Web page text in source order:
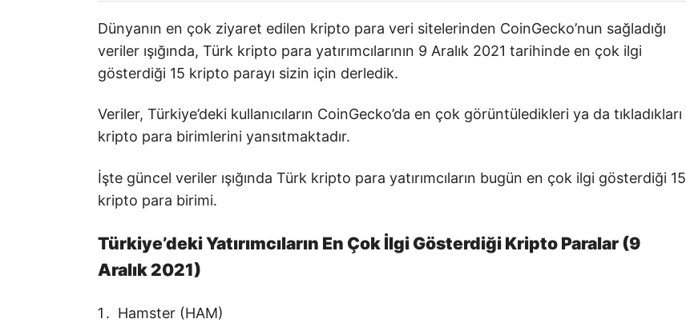
Dünyanın en çok ziyaret edilen kripto para veri sitelerinden CoinGecko’nun sağladığı
veriler ışığında, Türk kripto para yatırımcılarının 9 Aralık 2021 tarihinde en çok ilgi
gösterdiği 15 kripto parayı sizin için derledik.
Veriler, Türkiye’deki kullanıcıların CoinGecko’da en çok görüntüledikleri ya da tıkladıkları
kripto para birimlerini yansıtmaktadır.
İşte güncel veriler ışığında Türk kripto para yatırımcıların bugün en çok ilgi gösterdiği 15
kripto para birimi.
Türkiye’deki Yatırımcıların En Çok İlgi Gösterdiği Kripto Paralar (9
Aralık 2021)
Hamster (HAM)